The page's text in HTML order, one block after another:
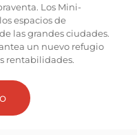
Los Mini-
espacios de
las grandes ciudades.
un nuevo refugio
rentabilidades.